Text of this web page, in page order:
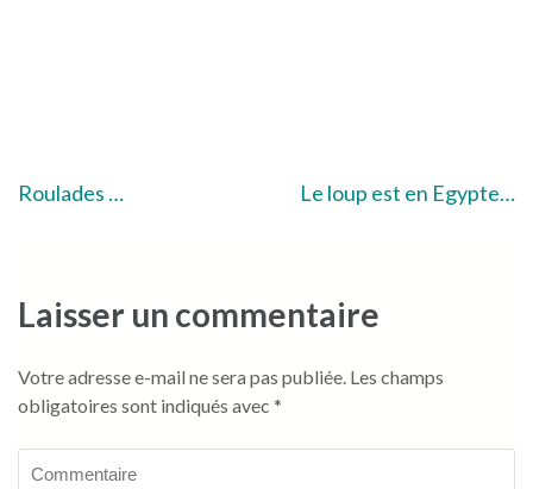
Navigation
l’article
Roulades … Le loup est en Egypte…
Laisser un commentaire
Votre adresse e-mail ne sera pas publiée. Les champs
obligatoires sont indiqués avec *